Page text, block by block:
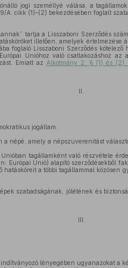
jogi személlyé válása, a
A. cikk (1)–(2) bekezdésében foglalt
tartja a Lisszaboni Szerződés
illetően, amelyek
foglaló Lisszaboni Szerződés
Unióhoz való csatlakozáshoz az
Emiatt az Alkotmány 2. § (1) és (2)
II.
jogállam.
a népé, amely a népszuverenitást
tagállamként való részvétele
Európai Unió) alapító szerződésekből
hatásköreit a többi tagállammal közösen
szabadságának, jólétének és
III.
lényegében ugyanazokat a